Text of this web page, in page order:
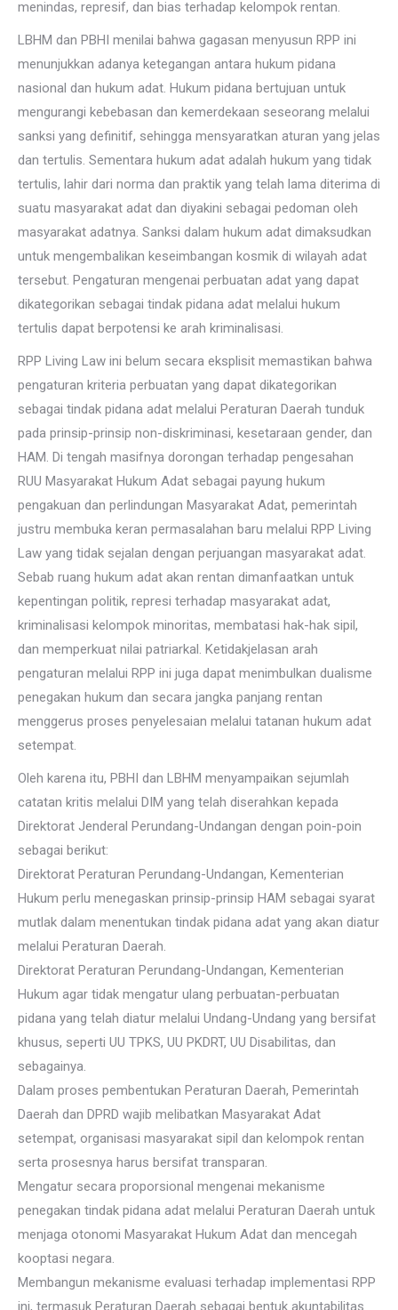
menindas, represif, dan bias terhadap kelompok rentan.
LBHM dan PBHI menilai bahwa gagasan menyusun RPP ini
menunjukkan adanya ketegangan antara hukum pidana
nasional dan hukum adat. Hukum pidana bertujuan untuk
mengurangi kebebasan dan kemerdekaan seseorang melalui
sanksi yang definitif, sehingga mensyaratkan aturan yang jelas
dan tertulis. Sementara hukum adat adalah hukum yang tidak
tertulis, lahir dari norma dan praktik yang telah lama diterima di
suatu masyarakat adat dan diyakini sebagai pedoman oleh
masyarakat adatnya. Sanksi dalam hukum adat dimaksudkan
untuk mengembalikan keseimbangan kosmik di wilayah adat
tersebut. Pengaturan mengenai perbuatan adat yang dapat
dikategorikan sebagai tindak pidana adat melalui hukum
tertulis dapat berpotensi ke arah kriminalisasi.
RPP Living Law ini belum secara eksplisit memastikan bahwa
pengaturan kriteria perbuatan yang dapat dikategorikan
sebagai tindak pidana adat melalui Peraturan Daerah tunduk
pada prinsip-prinsip non-diskriminasi, kesetaraan gender, dan
HAM. Di tengah masifnya dorongan terhadap pengesahan
RUU Masyarakat Hukum Adat sebagai payung hukum
pengakuan dan perlindungan Masyarakat Adat, pemerintah
justru membuka keran permasalahan baru melalui RPP Living
Law yang tidak sejalan dengan perjuangan masyarakat adat.
Sebab ruang hukum adat akan rentan dimanfaatkan untuk
kepentingan politik, represi terhadap masyarakat adat,
kriminalisasi kelompok minoritas, membatasi hak-hak sipil,
dan memperkuat nilai patriarkal. Ketidakjelasan arah
pengaturan melalui RPP ini juga dapat menimbulkan dualisme
penegakan hukum dan secara jangka panjang rentan
menggerus proses penyelesaian melalui tatanan hukum adat
setempat.
Oleh karena itu, PBHI dan LBHM menyampaikan sejumlah
catatan kritis melalui DIM yang telah diserahkan kepada
Direktorat Jenderal Perundang-Undangan dengan poin-poin
sebagai berikut:
Direktorat Peraturan Perundang-Undangan, Kementerian
Hukum perlu menegaskan prinsip-prinsip HAM sebagai syarat
mutlak dalam menentukan tindak pidana adat yang akan diatur
melalui Peraturan Daerah.
Direktorat Peraturan Perundang-Undangan, Kementerian
Hukum agar tidak mengatur ulang perbuatan-perbuatan
pidana yang telah diatur melalui Undang-Undang yang bersifat
khusus, seperti UU TPKS, UU PKDRT, UU Disabilitas, dan
sebagainya.
Dalam proses pembentukan Peraturan Daerah, Pemerintah
Daerah dan DPRD wajib melibatkan Masyarakat Adat
setempat, organisasi masyarakat sipil dan kelompok rentan
serta prosesnya harus bersifat transparan.
Mengatur secara proporsional mengenai mekanisme
penegakan tindak pidana adat melalui Peraturan Daerah untuk
menjaga otonomi Masyarakat Hukum Adat dan mencegah
kooptasi negara.
Membangun mekanisme evaluasi terhadap implementasi RPP
ini, termasuk Peraturan Daerah sebagai bentuk akuntabilitas